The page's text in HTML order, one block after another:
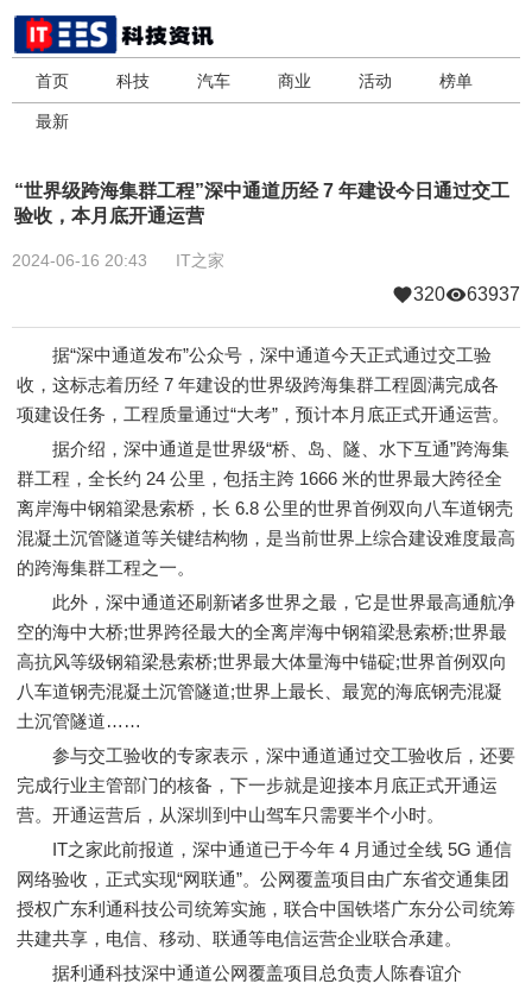
首页 科技 汽车 商业 活动 榜单
最新
“世界级跨海集群工程”深中通道历经 7 年建设今日通过交工
验收，本月底开通运营
2024-06-16 20:43 IT之家
320 63937
据“深中通道发布”公众号，深中通道今天正式通过交工验
收，这标志着历经 7 年建设的世界级跨海集群工程圆满完成各
项建设任务，工程质量通过“大考”，预计本月底正式开通运营。
据介绍，深中通道是世界级“桥、岛、隧、水下互通”跨海集
群工程，全长约 24 公里，包括主跨 1666 米的世界最大跨径全
离岸海中钢箱梁悬索桥，长 6.8 公里的世界首例双向八车道钢壳
混凝土沉管隧道等关键结构物，是当前世界上综合建设难度最高
的跨海集群工程之一。
此外，深中通道还刷新诸多世界之最，它是世界最高通航净
空的海中大桥;世界跨径最大的全离岸海中钢箱梁悬索桥;世界最
高抗风等级钢箱梁悬索桥;世界最大体量海中锚碇;世界首例双向
八车道钢壳混凝土沉管隧道;世界上最长、最宽的海底钢壳混凝
土沉管隧道……
参与交工验收的专家表示，深中通道通过交工验收后，还要
完成行业主管部门的核备，下一步就是迎接本月底正式开通运
营。开通运营后，从深圳到中山驾车只需要半个小时。
IT之家此前报道，深中通道已于今年 4 月通过全线 5G 通信
网络验收，正式实现“网联通”。公网覆盖项目由广东省交通集团
授权广东利通科技公司统筹实施，联合中国铁塔广东分公司统筹
共建共享，电信、移动、联通等电信运营企业联合承建。
据利通科技深中通道公网覆盖项目总负责人陈春谊介